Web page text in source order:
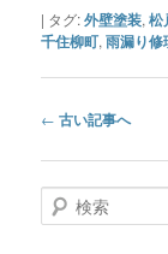
| タグ:外壁塗装,松
千住柳町,雨漏り修
投
ナ
ビ
ゲ
← 古い記事へ
検
索